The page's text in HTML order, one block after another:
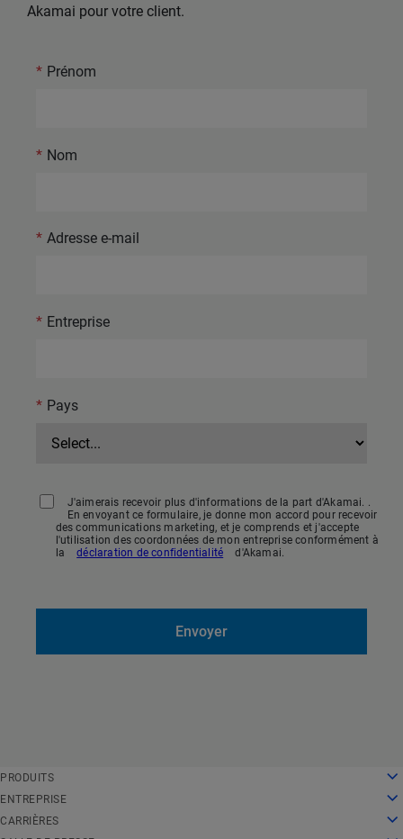
Akamai pour votre client.
* Prénom
* Nom
* Adresse e-mail
* Entreprise
* Pays
J'aimerais recevoir plus d'informations de la part d'Akamai. .
En envoyant ce formulaire, je donne mon accord pour recevoir
des communications marketing, et je comprends et j'accepte
l'utilisation des coordonnées de mon entreprise conformément à
la
déclaration de confidentialité d'Akamai.
Envoyer
PRODUITS
Cloud Computing
Sécurité
Diffusion de contenu
ENTREPRISE
À propos de nous
Histoire
CARRIÈRES
Carrières
Deutsch
Español
Français